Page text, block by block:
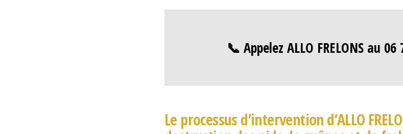
📞 Appelez ALLO FRELONS au
Le processus d’intervention d’ALLO